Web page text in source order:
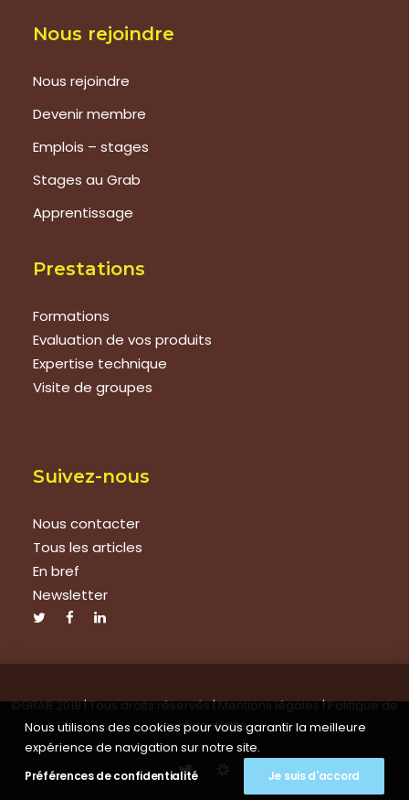
Nous rejoindre
Nous rejoindre
Devenir membre
Emplois – stages
Stages au Grab
Apprentissage
Prestations
Formations
Evaluation de vos produits
Expertise technique
Visite de groupes
Suivez-nous
Nous contacter
Tous les articles
En bref
Newsletter
©GRAB 2018 | Tous droits réservés |Mentions légales|Politique de
confidentialité
Nous utilisons des cookies pour vous garantir la meilleure
expérience de navigation sur notre site.
Préférences de confidentialité Je suis d'accord